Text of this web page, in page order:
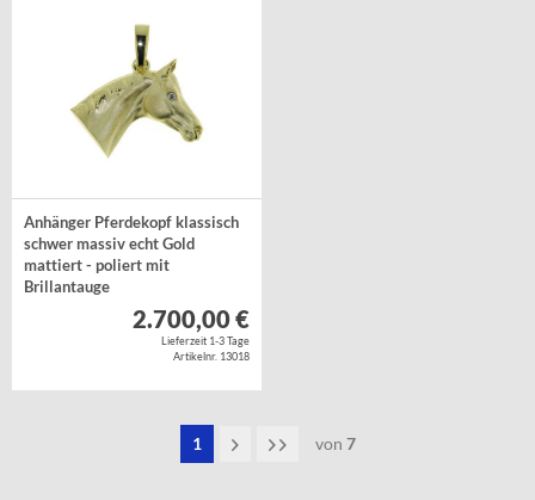
Anhänger Pferdekopf klassisch
schwer massiv echt Gold
mattiert - poliert mit
Brillantauge
2.700,00 €
Lieferzeit 1-3 Tage
Artikelnr. 13018
1 von 7